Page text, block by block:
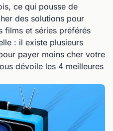
ce qui pousse de
des solutions pour
films et séries préférés
: il existe plusieurs
payer moins cher votre
dévoile les 4 meilleures